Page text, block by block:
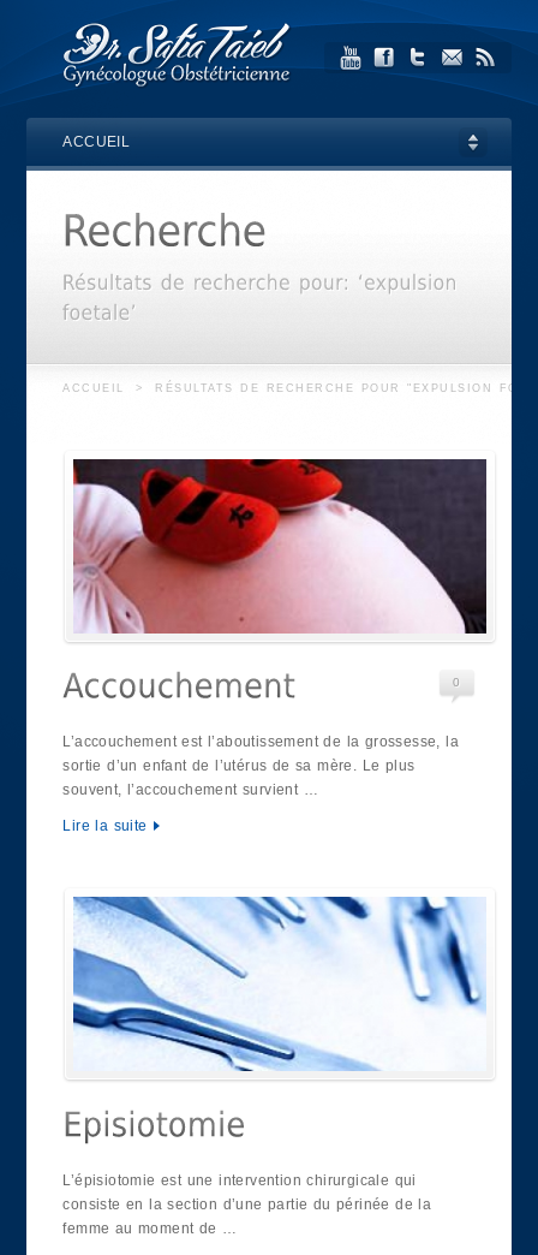
ACCUEIL
ACCUEIL > RÉSULTATS DE RECHERCHE POUR "EXPULSION
0
L’accouchement est l’aboutissement de la grossesse, la
sortie d’un enfant de l’utérus de sa mère. Le plus
souvent, l’accouchement survient …
Lire la suite
L’épisiotomie est une intervention chirurgicale qui
consiste en la section d’une partie du périnée de la
femme au moment de …